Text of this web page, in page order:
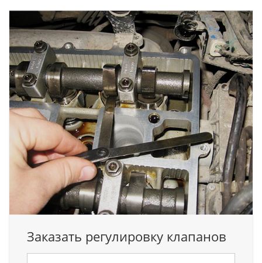
Заказать регулировку клапанов